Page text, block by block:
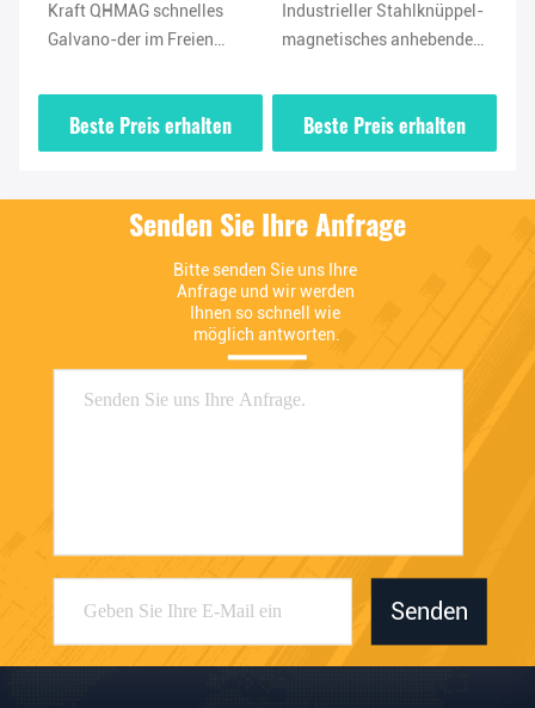
Industrieller Stahlknüppel-
magnetisches anhebendes
Clamp Holder
Beste Preis erhalten
Industrielle 10 Ton
Magnetic Lifting Clamp 90
Beste Preis erhalten
Senden Sie Ihre Anfrage
Bitte senden Sie uns Ihre
Anfrage und wir werden
Ihnen so schnell wie
möglich antworten.
Senden